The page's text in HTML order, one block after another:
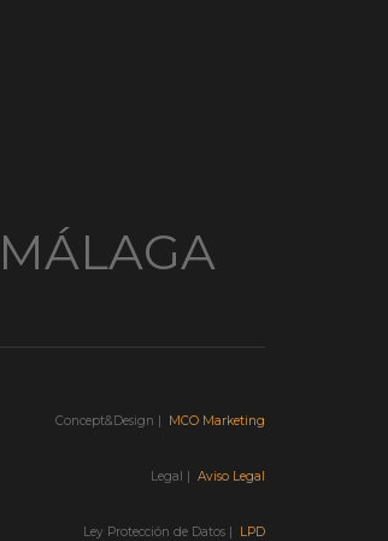
MÁLAGA
Concept&Design | MCO Marketing
Legal | Aviso Legal
Ley Protección de Datos | LPD